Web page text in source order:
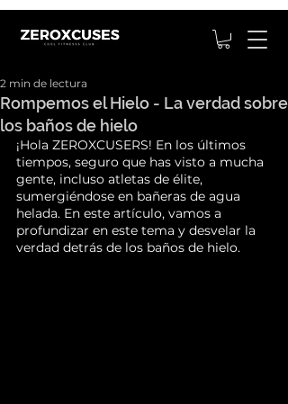
Rompemos el Hielo - La verdad sobre
los baños de hielo
2 min de lectura
¡Hola ZEROXCUSERS! En los últimos
tiempos, seguro que has visto a mucha
gente, incluso atletas de élite,
sumergiéndose en bañeras de agua
helada. En este artículo, vamos a
profundizar en este tema y desvelar la
verdad detrás de los baños de hielo.